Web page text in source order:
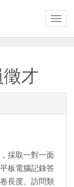
才
採取一對一面
板電腦記錄答
長度、訪問類